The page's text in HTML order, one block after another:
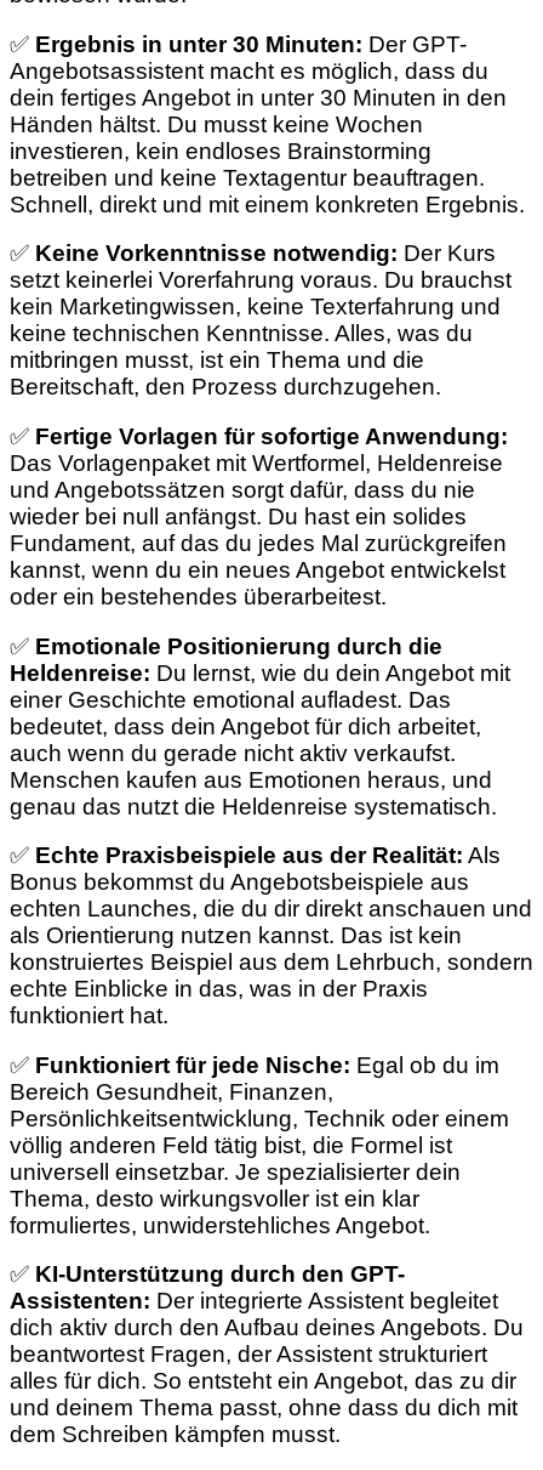
✅ Ergebnis in unter 30 Minuten: Der GPT-
Angebotsassistent macht es möglich, dass du
dein fertiges Angebot in unter 30 Minuten in den
Händen hältst. Du musst keine Wochen
investieren, kein endloses Brainstorming
betreiben und keine Textagentur beauftragen.
Schnell, direkt und mit einem konkreten Ergebnis.
✅ Keine Vorkenntnisse notwendig: Der Kurs
setzt keinerlei Vorerfahrung voraus. Du brauchst
kein Marketingwissen, keine Texterfahrung und
keine technischen Kenntnisse. Alles, was du
mitbringen musst, ist ein Thema und die
Bereitschaft, den Prozess durchzugehen.
✅ Fertige Vorlagen für sofortige Anwendung:
Das Vorlagenpaket mit Wertformel, Heldenreise
und Angebotssätzen sorgt dafür, dass du nie
wieder bei null anfängst. Du hast ein solides
Fundament, auf das du jedes Mal zurückgreifen
kannst, wenn du ein neues Angebot entwickelst
oder ein bestehendes überarbeitest.
✅ Emotionale Positionierung durch die
Heldenreise: Du lernst, wie du dein Angebot mit
einer Geschichte emotional aufladest. Das
bedeutet, dass dein Angebot für dich arbeitet,
auch wenn du gerade nicht aktiv verkaufst.
Menschen kaufen aus Emotionen heraus, und
genau das nutzt die Heldenreise systematisch.
✅ Echte Praxisbeispiele aus der Realität: Als
Bonus bekommst du Angebotsbeispiele aus
echten Launches, die du dir direkt anschauen und
als Orientierung nutzen kannst. Das ist kein
konstruiertes Beispiel aus dem Lehrbuch, sondern
echte Einblicke in das, was in der Praxis
funktioniert hat.
✅ Funktioniert für jede Nische: Egal ob du im
Bereich Gesundheit, Finanzen,
Persönlichkeitsentwicklung, Technik oder einem
völlig anderen Feld tätig bist, die Formel ist
universell einsetzbar. Je spezialisierter dein
Thema, desto wirkungsvoller ist ein klar
formuliertes, unwiderstehliches Angebot.
✅ KI-Unterstützung durch den GPT-
Assistenten: Der integrierte Assistent begleitet
dich aktiv durch den Aufbau deines Angebots. Du
beantwortest Fragen, der Assistent strukturiert
alles für dich. So entsteht ein Angebot, das zu dir
und deinem Thema passt, ohne dass du dich mit
dem Schreiben kämpfen musst.